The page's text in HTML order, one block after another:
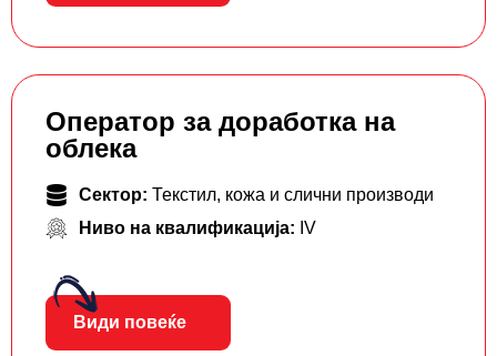
Оператор за доработка на
облека
Сектор: Текстил, кожа и слични производи
Ниво на квалификација: IV
Види повеќе